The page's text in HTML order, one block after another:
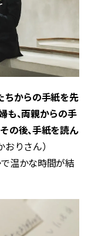
ちからの手紙を先
も、両親からの手
の後、手紙を読ん
おりさん）
温かな時間が結